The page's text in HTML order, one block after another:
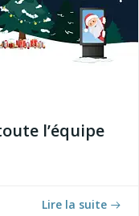
l’équipe
Lire la suite